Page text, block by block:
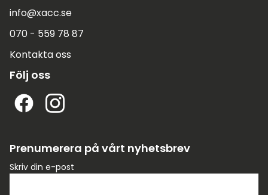
info@xacc.se
070 - 559 78 87
Kontakta oss
Följ oss
Prenumerera på vårt nyhetsbrev
Skriv din e-post